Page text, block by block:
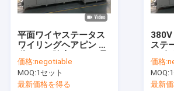
平面ワイヤステータス
ワイリングヘアピン 自
質と出力を向上させる
価格:negotiable
MOQ:1セット
最新価格を得る
380V
ステ
価格:
MOQ:
最新